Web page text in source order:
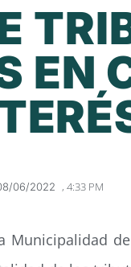
EN
06/2022 , 4:33 PM
Municipalidad